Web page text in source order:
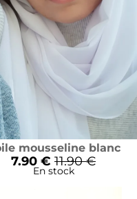
mousseline blanc
7.90 € 11.90 €
En stock